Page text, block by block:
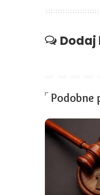
Dodaj
Podobne